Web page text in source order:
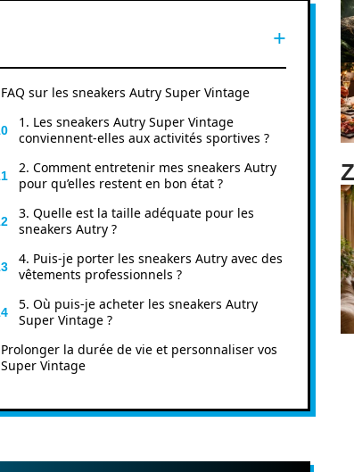
FAQ sur les sneakers Autry Super Vintage
1. Les sneakers Autry Super Vintage
conviennent-elles aux activités sportives ?
2. Comment entretenir mes sneakers Autry
pour qu’elles restent en bon état ?
3. Quelle est la taille adéquate pour les
sneakers Autry ?
4. Puis-je porter les sneakers Autry avec des
vêtements professionnels ?
5. Où puis-je acheter les sneakers Autry
Super Vintage ?
Prolonger la durée de vie et personnaliser vos
Super Vintage